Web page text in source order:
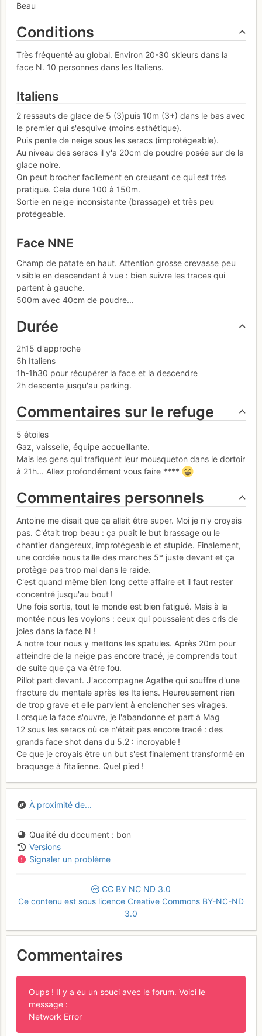
Beau
Conditions
Très fréquenté au global. Environ 20-30 skieurs dans la
face N. 10 personnes dans les Italiens.
Italiens
2 ressauts de glace de 5 (3)puis 10m (3+) dans le bas avec
le premier qui s'esquive (moins esthétique).
Puis pente de neige sous les seracs (improtégeable).
Au niveau des seracs il y'a 20cm de poudre posée sur de la
glace noire.
On peut brocher facilement en creusant ce qui est très
pratique. Cela dure 100 à 150m.
Sortie en neige inconsistante (brassage) et très peu
protégeable.
Face NNE
Champ de patate en haut. Attention grosse crevasse peu
visible en descendant à vue : bien suivre les traces qui
partent à gauche.
500m avec 40cm de poudre...
Durée
2h15 d'approche
5h Italiens
1h-1h30 pour récupérer la face et la descendre
2h descente jusqu'au parking.
Commentaires sur le refuge
5 étoiles
Gaz, vaisselle, équipe accueillante.
Mais les gens qui trafiquent leur mousqueton dans le dortoir
à 21h... Allez profondément vous faire ****
Commentaires personnels
Antoine me disait que ça allait être super. Moi je n'y croyais
pas. C'était trop beau : ça puait le but brassage ou le
chantier dangereux, improtégeable et stupide. Finalement,
une cordée nous taille des marches 5* juste devant et ça
protège pas trop mal dans le raide.
C'est quand même bien long cette affaire et il faut rester
concentré jusqu'au bout !
Une fois sortis, tout le monde est bien fatigué. Mais à la
montée nous les voyions : ceux qui poussaient des cris de
joies dans la face N !
A notre tour nous y mettons les spatules. Après 20m pour
atteindre de la neige pas encore tracé, je comprends tout
de suite que ça va être fou.
Pillot part devant. J'accompagne Agathe qui souffre d'une
fracture du mentale après les Italiens. Heureusement rien
de trop grave et elle parvient à enclencher ses virages.
Lorsque la face s'ouvre, je l'abandonne et part à Mag
12 sous les seracs où ce n'était pas encore tracé : des
grands face shot dans du 5.2 : incroyable !
Ce que je croyais être un but s'est finalement transformé en
braquage à l'italienne. Quel pied !
À proximité de...
Qualité du document
bon
Versions
Signaler un problème
CC BY NC ND 3.0
Ce contenu est sous licence Creative Commons BY-NC-ND
3.0
Commentaires
Oups ! Il y a eu un souci avec le forum. Voici le
message :
Network Error